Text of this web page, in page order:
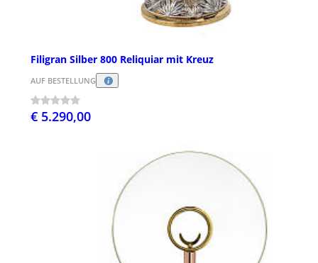
Filigran Silber 800 Reliquiar mit Kreuz
AUF BESTELLUNG
€ 5.290,00